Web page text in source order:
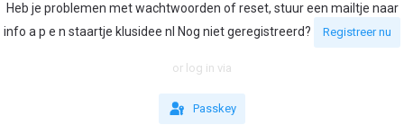
Heb je problemen met wachtwoorden of reset, stuur een mailtje naar
info a p e n staartje klusidee nl Nog niet geregistreerd?
Registreer nu
or log in via
Passkey